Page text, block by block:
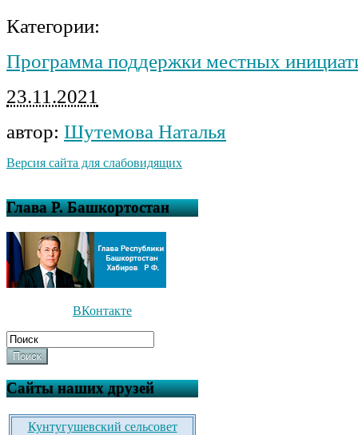
Категории:
Программа поддержки местных
23.11.2021
автор: Шутемова Наталья
Версия сайта для слабовидящих
Глава Р. Башкортостан
ВКонтакте
Поиск
Сайты наших друзей
Кунтугушевский сельсовет